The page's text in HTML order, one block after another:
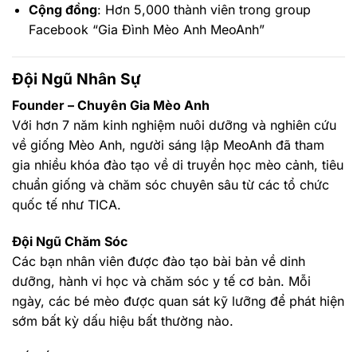
Cộng đồng: Hơn 5,000 thành viên trong group
Facebook “Gia Đình Mèo Anh MeoAnh”
Đội Ngũ Nhân Sự
Founder – Chuyên Gia Mèo Anh
Với hơn 7 năm kinh nghiệm nuôi dưỡng và nghiên cứu
về giống Mèo Anh, người sáng lập MeoAnh đã tham
gia nhiều khóa đào tạo về di truyền học mèo cảnh, tiêu
chuẩn giống và chăm sóc chuyên sâu từ các tổ chức
quốc tế như TICA.
Đội Ngũ Chăm Sóc
Các bạn nhân viên được đào tạo bài bản về dinh
dưỡng, hành vi học và chăm sóc y tế cơ bản. Mỗi
ngày, các bé mèo được quan sát kỹ lưỡng để phát hiện
sớm bất kỳ dấu hiệu bất thường nào.